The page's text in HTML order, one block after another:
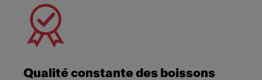
Qualité constante des boissons